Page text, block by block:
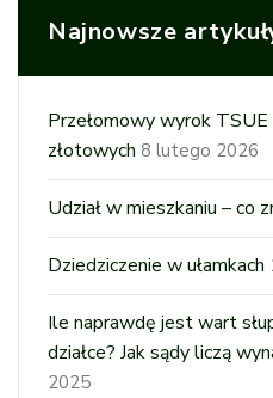
Najnowsze
Przełomowy wyrok
złotowych 8 lutego 2026
Udział w mieszkaniu – co
Dziedziczenie w ułamkach
Ile naprawdę jest wart
działce? Jak sądy liczą
2025